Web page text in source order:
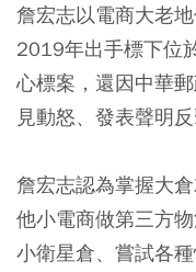
詹宏志以電商大老
2019年出手標下位
心標案，還因中華
見動怒、發表聲明反
詹宏志認為掌握大
他小電商做第三方
小衛星倉、嘗試各